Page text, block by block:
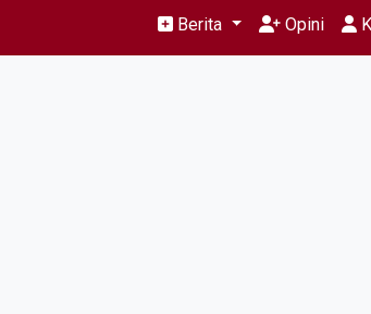
Berita Opini